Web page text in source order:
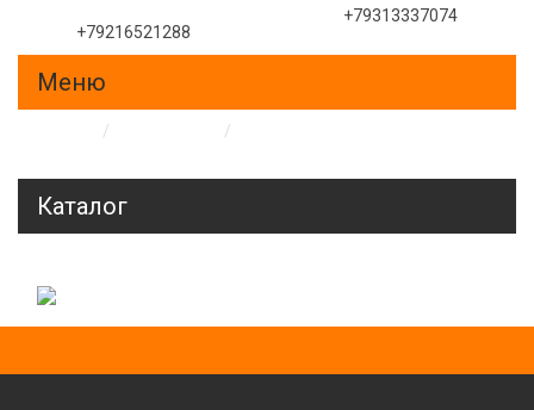
+79216521288
+79313337074
Меню
/ /
Каталог